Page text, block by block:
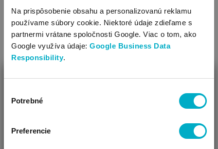
Na prispôsobenie obsahu a personalizovanú reklamu
používame súbory cookie. Niektoré údaje zdieľame s
partnermi vrátane spoločnosti Google. Viac o tom, ako
Google využíva údaje: Google Business Data
Responsibility.
súhlasu
Potrebné
Preferencie
Šiltovky Šatky, slintáčiky